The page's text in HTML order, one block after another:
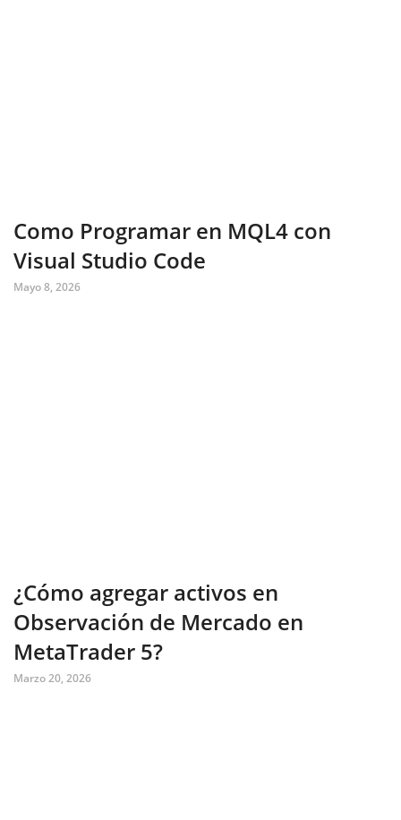
Como Programar en MQL4 con
Visual Studio Code
Mayo 8, 2026
¿Cómo agregar activos en
Observación de Mercado en
MetaTrader 5?
Marzo 20, 2026